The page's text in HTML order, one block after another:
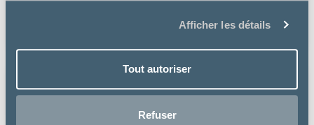
Afficher les détails
Tout autoriser
Refuser